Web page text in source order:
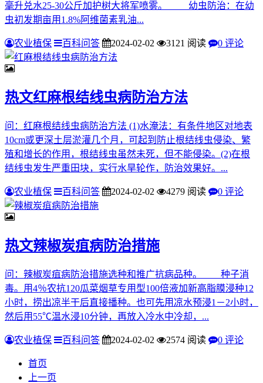
毫升兑水25-30公斤加护树大将军喷雾。 幼虫防治：在幼
虫初发期亩用1.8%阿维菌素乳油...
农业植保 百科问答 2024-02-02 3121 阅读 0 评论
热文红麻根结线虫病防治方法
问：红麻根结线虫病防治方法 (1)水淹法：有条件地区对地表
10cm或更深土层淤灌几个月，可起到防止根结线虫侵染、繁
殖和增长的作用，根结线虫虽然未死，但不能侵染。(2)在根
结线虫发生严重田块，实行水旱轮作，防治效果好。...
农业植保 百科问答 2024-02-02 4279 阅读 0 评论
热文辣椒炭疽病防治措施
问：辣椒炭疽病防治措施选种和推广抗病品种。 种子消
毒。用4％农抗120瓜菜烟草专用型100倍液加新高脂膜浸种12
小时，捞出凉半干后直接播种。也可先用凉水预浸1－2小时，
然后用55℃温水浸10分钟，再放入冷水中冷却，...
农业植保 百科问答 2024-02-02 2574 阅读 0 评论
首页
上一页